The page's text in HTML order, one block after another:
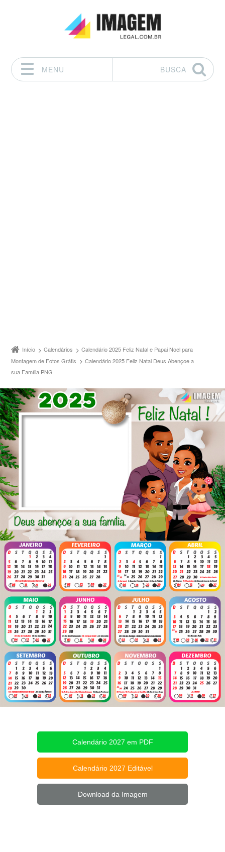
MENU
BUSCA
Início Calendários
Calendário 2025 Feliz Natal e Papai Noel para
Montagem de Fotos Grátis
Calendário 2025 Feliz Natal Deus Abençoe a
sua Família PNG
Calendário 2027 em PDF
Calendário 2027 Editável
Download da Imagem